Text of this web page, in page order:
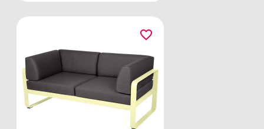
favorite_border